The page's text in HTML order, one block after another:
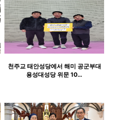
천주교 태안성당에서 해미 공군부대
용성대성당 위문 10…